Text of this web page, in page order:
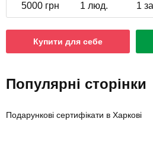
5000 грн 1 люд. 1
Купити для себе
Популярні сторінки
Подарункові сертифікати в Харкові